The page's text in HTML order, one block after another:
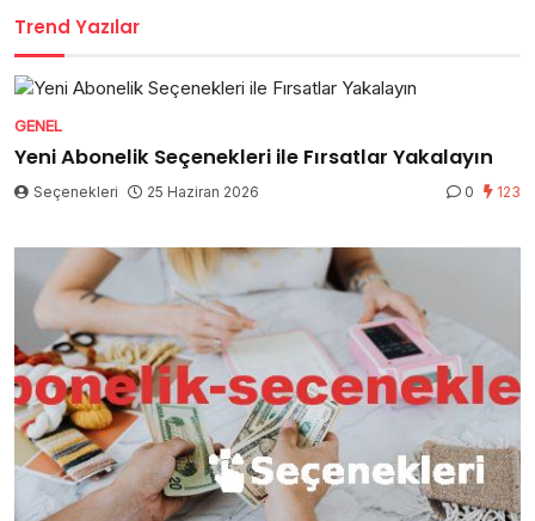
Trend Yazılar
GENEL
Yeni Abonelik Seçenekleri ile Fırsatlar Yakalayın
Seçenekleri 25 Haziran 2026 0 123